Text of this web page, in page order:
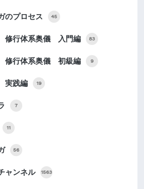
のプロセス 45
修行体系奥儀 入門編 83
修行体系奥儀 初級編 9
実践編 19
7
11
56
ャンネル 1563